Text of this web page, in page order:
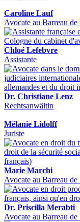
Caroline Lauf
Avocate au Barreau de
Chloé Lefebvre
Assistante
Dr. Christiane Lenz
Rechtsanwältin
Mélanie Lidolff
Juriste
Marie Marchi
Avocate au Barreau de
Dr. Priscilla Merabti
Avocate au Barreau de